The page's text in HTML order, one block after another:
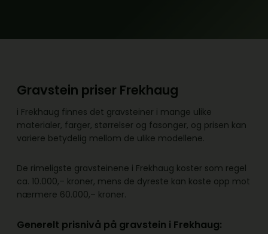
Gravstein priser Frekhaug
i Frekhaug finnes det gravsteiner i mange ulike
materialer, farger, størrelser og fasonger, og prisen kan
variere betydelig mellom de ulike modellene.
De rimeligste gravsteinene i Frekhaug koster som regel
ca. 10.000,– kroner, mens de dyreste kan koste opp mot
nærmere 60.000,– kroner.
Generelt prisnivå på gravstein i Frekhaug: